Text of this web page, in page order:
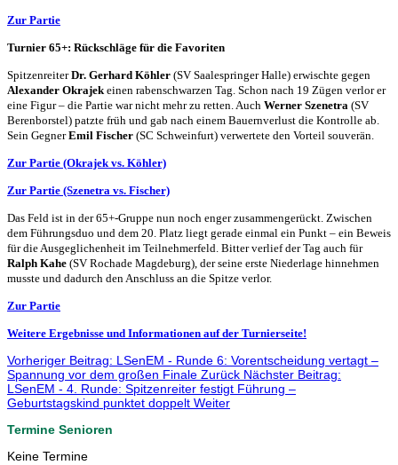
Zur Partie
Turnier 65+: Rückschläge für die Favoriten
SpitzenreiterDr. Gerhard Köhler (SV Saalespringer Halle) erwischte gegen
Alexander Okrajek einen rabenschwarzen Tag. Schon nach 19 Zügen verlor er
eine Figur – die Partie war nicht mehr zu retten. Auch Werner Szenetra (SV
Berenborstel) patzte früh und gab nach einem Bauernverlust die Kontrolle ab.
Sein GegnerEmil Fischer (SC Schweinfurt) verwertete den Vorteil souverän.
Zur Partie (Okrajek vs. Köhler)
Zur Partie (Szenetra vs. Fischer)
Das Feld ist in der 65+-Gruppe nun noch enger zusammengerückt. Zwischen
dem Führungsduo und dem 20. Platz liegt gerade einmal ein Punkt – ein Beweis
für die Ausgeglichenheit im Teilnehmerfeld. Bitter verlief der Tag auch für
Ralph Kahe (SV Rochade Magdeburg), der seine erste Niederlage hinnehmen
musste und dadurch den Anschluss an die Spitze verlor.
Zur Partie
Weitere Ergebnisse und Informationen auf der Turnierseite!
Vorheriger Beitrag: LSenEM - Runde 6: Vorentscheidung vertagt –
Spannung vor dem großen Finale Zurück Nächster Beitrag:
LSenEM - 4. Runde: Spitzenreiter festigt Führung –
Geburtstagskind punktet doppelt Weiter
Termine Senioren
Keine Termine